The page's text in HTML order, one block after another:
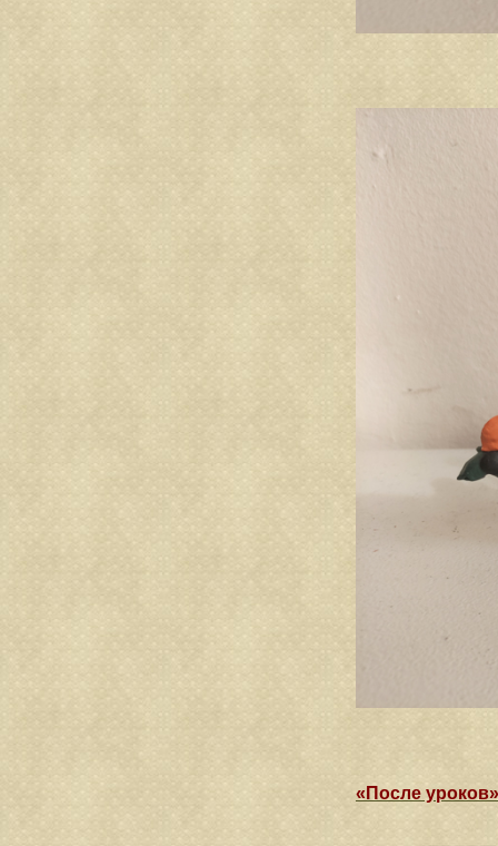
«После уроков»